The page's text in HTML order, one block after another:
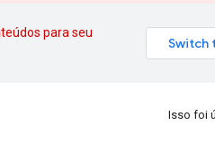
para seu
Isso foi